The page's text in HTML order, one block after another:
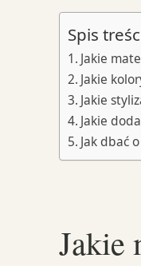
Spis
Jakie
Jakie
Jakie
Jakie
Jak dbać
Jakie